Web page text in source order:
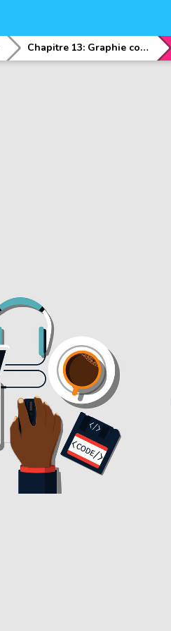
Chapitre 13: Graphie correct des verbe conjuguÃ©s Ã l'indicatif (prÃ©sent, imparfait, passÃ© simple) Ã l'impÃ©ratif, au subjonctif et au conditionnel (passÃ© premier et deuxiÃ¨me frome)